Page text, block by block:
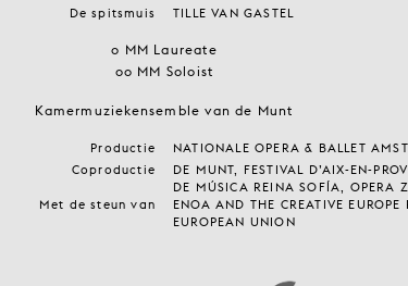
De spitsmuis
TILLE VAN GASTEL
○ MM Laureate
○○ MM Soloist
Kamermuziekensemble van de Munt
Productie
NATIONALE OPERA & BALLET
Coproductie
DE MUNT, FESTIVAL D’AIX-EN-
DE MÚSICA REINA SOFÍA, OPERA
Met de steun van
ENOA AND THE CREATIVE
EUROPEAN UNION